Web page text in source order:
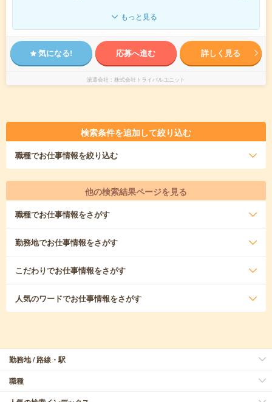
もっと見る
気になる! 応募へ進む 詳しく見る
派遣会社 株式会社トライバルユニット
検索条件を追加して絞り込む
職種でお仕事情報を絞り込む
他の検索結果ページを見る
職種でお仕事情報をさがす
勤務地でお仕事情報をさがす
こだわりでお仕事情報をさがす
人気のワードでお仕事情報をさがす
勤務地 / 路線・駅
職種